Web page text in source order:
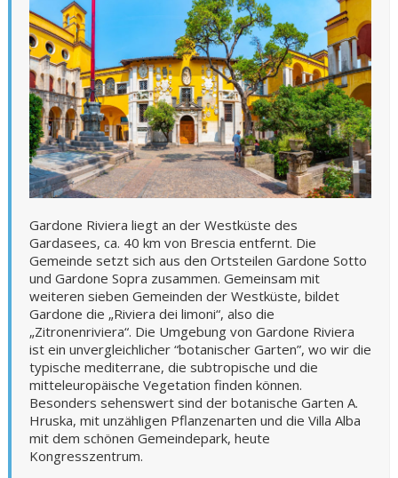
Gardone Riviera liegt an der Westküste des
Gardasees, ca. 40 km von Brescia entfernt. Die
Gemeinde setzt sich aus den Ortsteilen Gardone Sotto
und Gardone Sopra zusammen. Gemeinsam mit
weiteren sieben Gemeinden der Westküste, bildet
Gardone die „Riviera dei limoni“, also die
„Zitronenriviera“. Die Umgebung von Gardone Riviera
ist ein unvergleichlicher “botanischer Garten”, wo wir die
typische mediterrane, die subtropische und die
mitteleuropäische Vegetation finden können.
Besonders sehenswert sind der botanische Garten A.
Hruska, mit unzähligen Pflanzenarten und die Villa Alba
mit dem schönen Gemeindepark, heute
Kongresszentrum.